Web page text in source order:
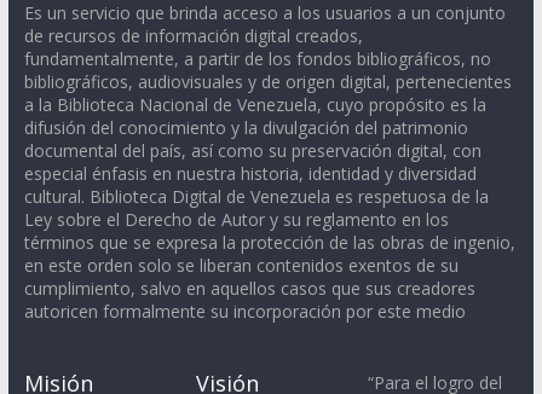
Es un servicio que brinda acceso a los usuarios a un conjunto
de recursos de información digital creados,
fundamentalmente, a partir de los fondos bibliográficos, no
bibliográficos, audiovisuales y de origen digital, pertenecientes
a la Biblioteca Nacional de Venezuela, cuyo propósito es la
difusión del conocimiento y la divulgación del patrimonio
documental del país, así como su preservación digital, con
especial énfasis en nuestra historia, identidad y diversidad
cultural. Biblioteca Digital de Venezuela es respetuosa de la
Ley sobre el Derecho de Autor y su reglamento en los
términos que se expresa la protección de las obras de ingenio,
en este orden solo se liberan contenidos exentos de su
cumplimiento, salvo en aquellos casos que sus creadores
autoricen formalmente su incorporación por este medio
Misión Visión
“Para el logro del